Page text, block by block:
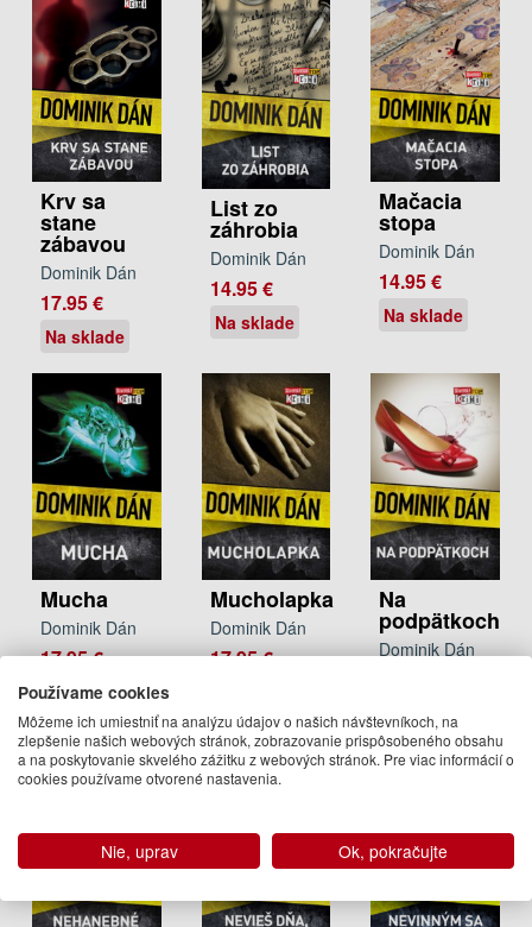
Krv sa
stane
zábavou
Dominik Dán
17.95 €
Na sklade
List zo
záhrobia
Dominik Dán
14.95 €
Na sklade
Mačacia
stopa
Dominik Dán
14.95 €
Na sklade
Mucha
Dominik Dán
17.95 €
Na sklade
Mucholapka
Dominik Dán
17.95 €
Na
podpätkoch
Dominik Dán
Na sklade
Používame cookies
Môžeme ich umiestniť na analýzu údajov o našich návštevníkoch, na
zlepšenie našich webových stránok, zobrazovanie prispôsobeného obsahu
a na poskytovanie skvelého zážitku z webových stránok. Pre viac informácií o
cookies používame otvorené nastavenia.
Nie, uprav Ok, pokračujte